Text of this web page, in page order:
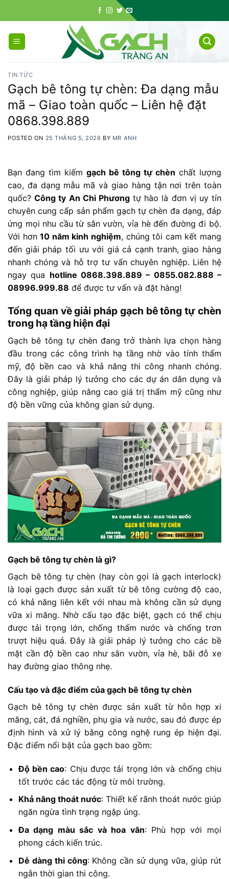
to
content
TIN TỨC
Gạch bê tông tự chèn: Đa dạng mẫu
mã – Giao toàn quốc – Liên hệ đặt
0868.398.889
POSTED ON 25 THÁNG 5, 2026 BY MR ANH
Bạn đang tìm kiếm gạch bê tông tự chèn chất lượng
cao, đa dạng mẫu mã và giao hàng tận nơi trên toàn
quốc?Công ty An Chi Phươngtự hào là đơn vị uy tín
chuyên cung cấp sản phẩm gạch tự chèn đa dạng, đáp
ứng mọi nhu cầu từ sân vườn, vỉa hè đến đường đi bộ.
Với hơn10 năm kinh nghiệm, chúng tôi cam kết mang
đến giải pháp tối ưu với giá cả cạnh tranh, giao hàng
nhanh chóng và hỗ trợ tư vấn chuyên nghiệp. Liên hệ
ngay qua hotline 0868.398.889 – 0855.082.888 –
08996.999.88 để được tư vấn và đặt hàng!
Tổng quan về giải pháp gạch bê tông tự chèn
trong hạ tầng hiện đại
Gạch bê tông tự chèn đang trở thành lựa chọn hàng
đầu trong các công trình hạ tầng nhờ vào tính thẩm
mỹ, độ bền cao và khả năng thi công nhanh chóng.
Đây là giải pháp lý tưởng cho các dự án dân dụng và
công nghiệp, giúp nâng cao giá trị thẩm mỹ cũng như
độ bền vững của không gian sử dụng.
Gạch bê tông tự chèn là gì?
Gạch bê tông tự chèn (hay còn gọi là gạch interlock)
là loại gạch được sản xuất từ bê tông cường độ cao,
có khả năng liên kết với nhau mà không cần sử dụng
vữa xi măng. Nhờ cấu tạo đặc biệt, gạch có thể chịu
được tải trọng lớn, chống thấm nước và chống trơn
trượt hiệu quả. Đây là giải pháp lý tưởng cho các bề
mặt cần độ bền cao như sân vườn, vỉa hè, bãi đỗ xe
hay đường giao thông nhẹ.
Cấu tạo và đặc điểm của gạch bê tông tự chèn
Gạch bê tông tự chèn được sản xuất từ hỗn hợp xi
măng, cát, đá nghiền, phụ gia và nước, sau đó được ép
định hình và xử lý bằng công nghệ rung ép hiện đại.
Đặc điểm nổi bật của gạch bao gồm:
Độ bền cao: Chịu được tải trọng lớn và chống chịu
tốt trước các tác động từ môi trường.
Khả năng thoát nước: Thiết kế rãnh thoát nước giúp
ngăn ngừa tình trạng ngập úng.
Đa dạng màu sắc và hoa văn: Phù hợp với mọi
phong cách kiến trúc.
Dễ dàng thi công: Không cần sử dụng vữa, giúp rút
ngắn thời gian thi công.